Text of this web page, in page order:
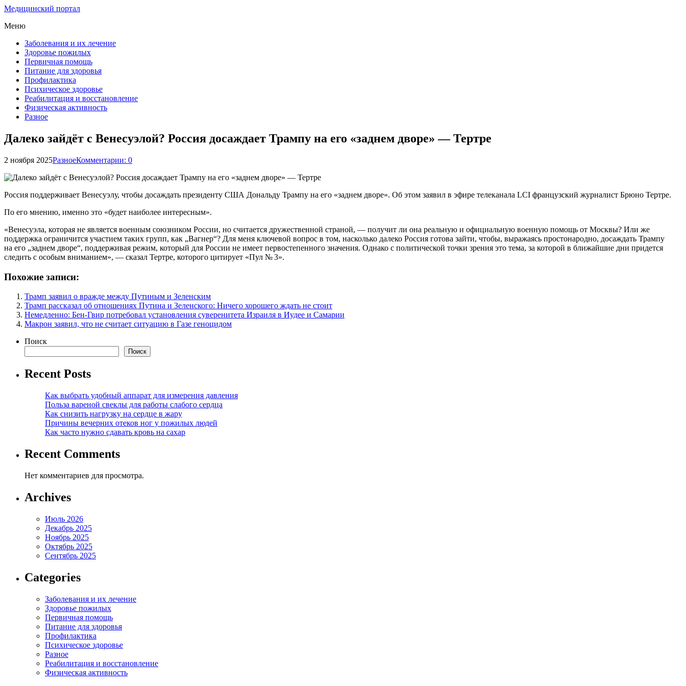
Медицинский портал
Меню
Заболевания и их лечение
Здоровье пожилых
Первичная помощь
Питание для здоровья
Профилактика
Психическое здоровье
Реабилитация и восстановление
Физическая активность
Разное
Далеко зайдёт с Венесуэлой? Россия досаждает Трампу на его «заднем дворе» — Тертре
2 ноября 2025РазноеКомментарии: 0
Россия поддерживает Венесуэлу, чтобы досаждать президенту США Дональду Трампу на его «заднем дворе». Об этом заявил в эфире телеканала LCI французский журналист Брюно Тертре.
По его мнению, именно это «будет наиболее интересным».
«Венесуэла, которая не является военным союзником России, но считается дружественной страной, — получит ли она реальную и официальную военную помощь от Москвы? Или же
поддержка ограничится участием таких групп, как „Вагнер“? Для меня ключевой вопрос в том, насколько далеко Россия готова зайти, чтобы, выражаясь простонародно, досаждать Трампу
на его „заднем дворе“, поддерживая режим, который для России не имеет первостепенного значения. Однако с политической точки зрения это тема, за которой в ближайшие дни придется
следить с особым вниманием», — сказал Тертре, которого цитирует «Пул № 3».
Похожие записи:
Трамп заявил о вражде между Путиным и Зеленским
Трамп рассказал об отношениях Путина и Зеленского: Ничего хорошего ждать не стоит
Немедленно: Бен-Гвир потребовал установления суверенитета Израиля в Иудее и Самарии
Макрон заявил, что не считает ситуацию в Газе геноцидом
Поиск
Поиск
Recent Posts
Как выбрать удобный аппарат для измерения давления
Польза вареной свеклы для работы слабого сердца
Как снизить нагрузку на сердце в жару
Причины вечерних отеков ног у пожилых людей
Как часто нужно сдавать кровь на сахар
Recent Comments
Нет комментариев для просмотра.
Archives
Июль 2026
Декабрь 2025
Ноябрь 2025
Октябрь 2025
Сентябрь 2025
Categories
Заболевания и их лечение
Здоровье пожилых
Первичная помощь
Питание для здоровья
Профилактика
Психическое здоровье
Разное
Реабилитация и восстановление
Физическая активность